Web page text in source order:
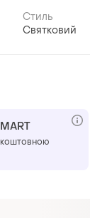
Стиль
Святковий